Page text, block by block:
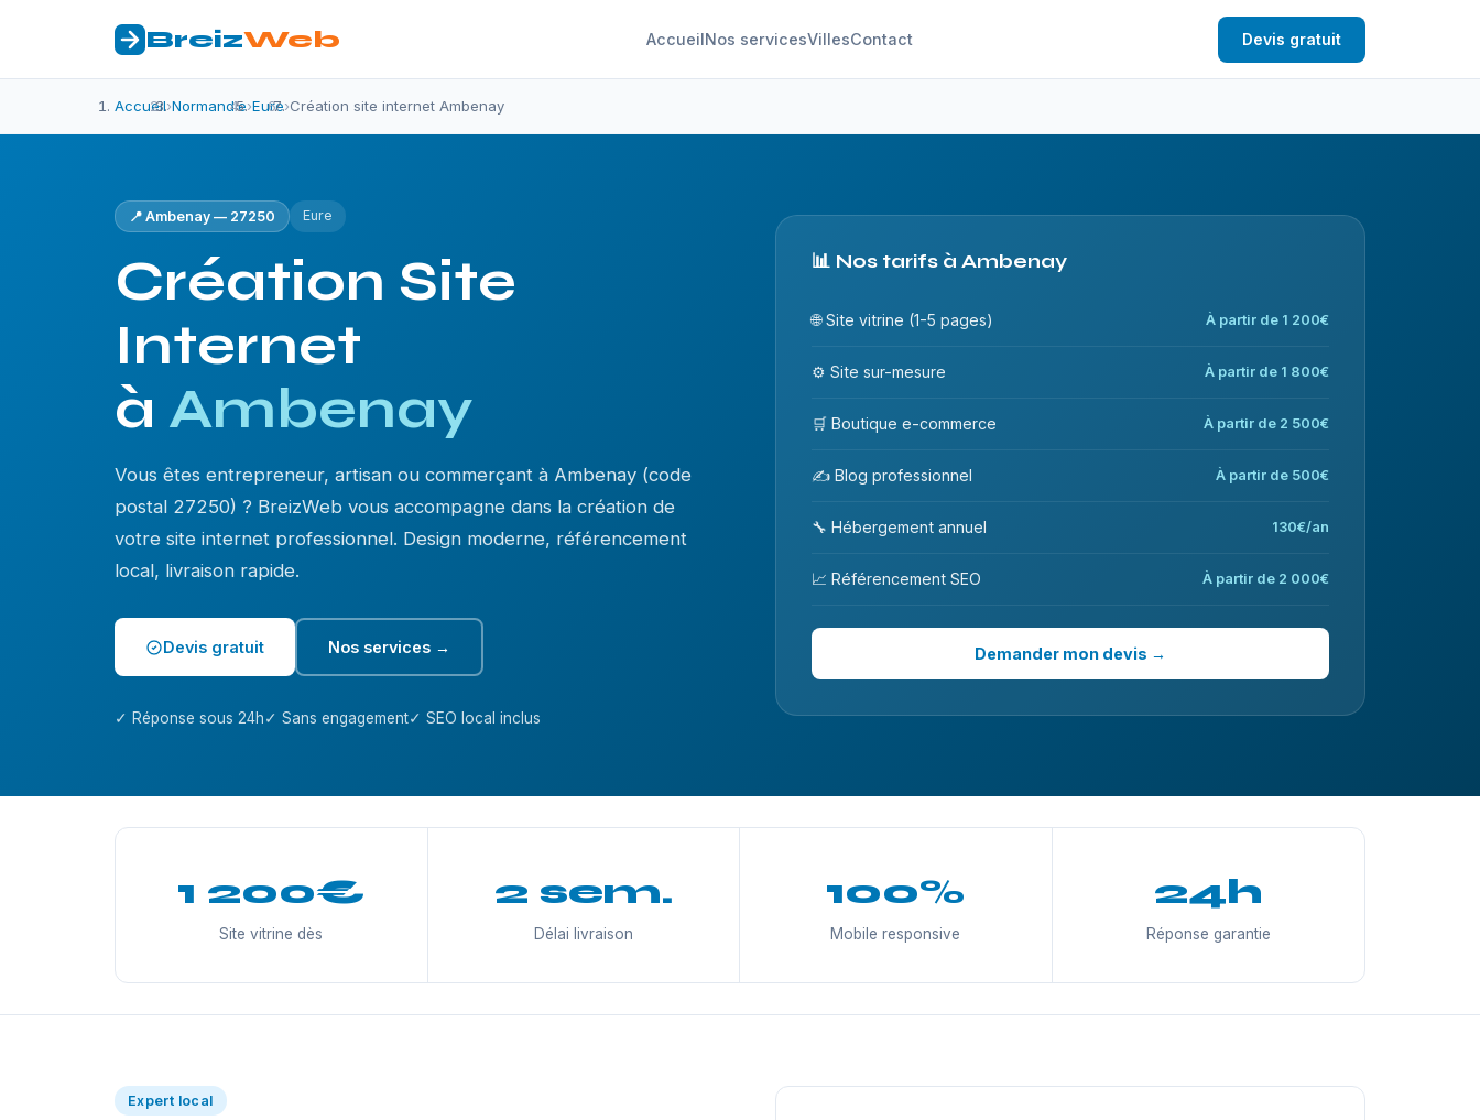
BreizWeb AccueilNos servicesVillesContact Devis gratuit
Accueil›Normandie›Eure›Création site internet Ambenay
📍 Ambenay — 27250 Eure
Création Site
Internet
à Ambenay
Vous êtes entrepreneur, artisan ou commerçant à Ambenay (code
postal 27250) ? BreizWeb vous accompagne dans la création de
votre site internet professionnel. Design moderne, référencement
local, livraison rapide.
Devis gratuit Nos services →
✓ Réponse sous 24h✓ Sans engagement✓ SEO local inclus
📊 Nos tarifs à Ambenay
🌐 Site vitrine (1-5 pages) À partir de 1 200€
⚙️ Site sur-mesure À partir de 1 800€
🛒 Boutique e-commerce À partir de 2 500€
✍️ Blog professionnel À partir de 500€
🔧 Hébergement annuel 130€/an
📈 Référencement SEO À partir de 2 000€
Demander mon devis →
1 200€
Site vitrine dès
2 sem.
Délai livraison
100%
Mobile responsive
24h
Réponse garantie
Expert local